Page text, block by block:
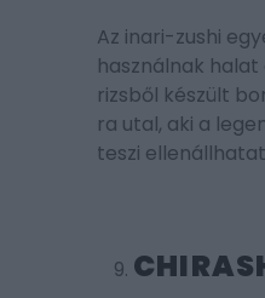
Az inari-zushi
használnak
rizsből készült
ra utal, aki a
teszi